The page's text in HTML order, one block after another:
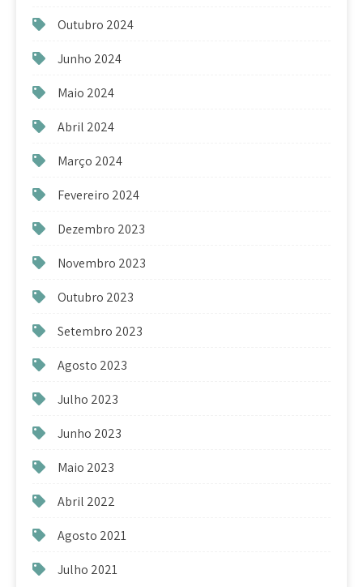
Outubro 2024
Junho 2024
Maio 2024
Abril 2024
Março 2024
Fevereiro 2024
Dezembro 2023
Novembro 2023
Outubro 2023
Setembro 2023
Agosto 2023
Julho 2023
Junho 2023
Maio 2023
Abril 2022
Agosto 2021
Julho 2021